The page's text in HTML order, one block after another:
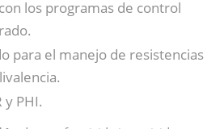
los programas de control
para el manejo de resistencias
y PHI.